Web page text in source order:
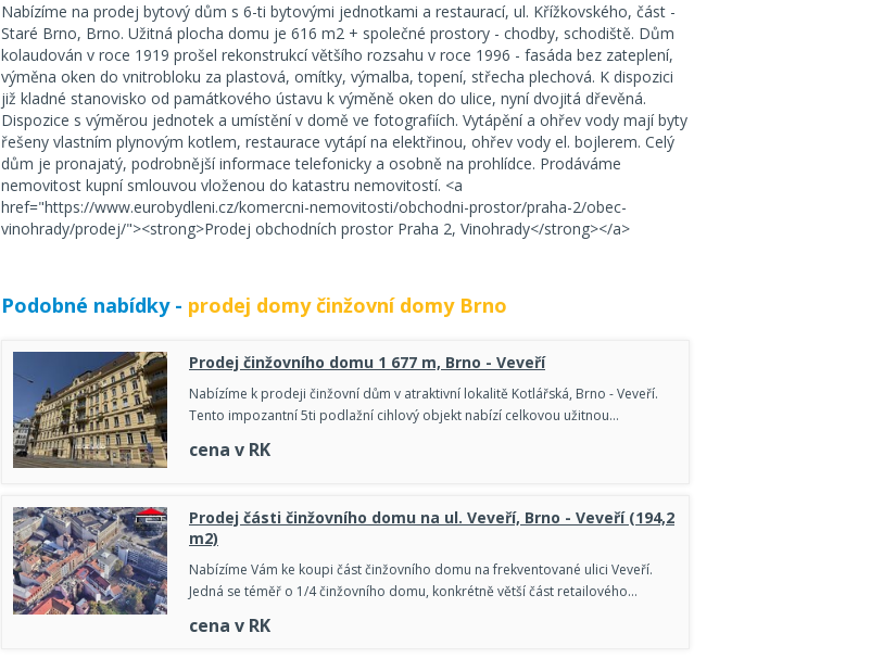
Nabízíme na prodej bytový dům s 6-ti bytovými jednotkami a restaurací, ul. Křížkovského, část -
Staré Brno, Brno. Užitná plocha domu je 616 m2 + společné prostory - chodby, schodiště. Dům
kolaudován v roce 1919 prošel rekonstrukcí většího rozsahu v roce 1996 - fasáda bez zateplení,
výměna oken do vnitrobloku za plastová, omítky, výmalba, topení, střecha plechová. K dispozici
již kladné stanovisko od památkového ústavu k výměně oken do ulice, nyní dvojitá dřevěná.
Dispozice s výměrou jednotek a umístění v domě ve fotografiích. Vytápění a ohřev vody mají byty
řešeny vlastním plynovým kotlem, restaurace vytápí na elektřinou, ohřev vody el. bojlerem. Celý
dům je pronajatý, podrobnější informace telefonicky a osobně na prohlídce. Prodáváme
nemovitost kupní smlouvou vloženou do katastru nemovitostí. <a
href="https://www.eurobydleni.cz/komercni-nemovitosti/obchodni-prostor/praha-2/obec-
vinohrady/prodej/"><strong>Prodej obchodních prostor Praha 2, Vinohrady</strong></a>
Podobné nabídky - prodej domy činžovní domy Brno
Prodej činžovního domu 1 677 m, Brno - Veveří
Nabízíme k prodeji činžovní dům v atraktivní lokalitě Kotlářská, Brno - Veveří.
Tento impozantní 5ti podlažní cihlový objekt nabízí celkovou užitnou…
cena v RK
Prodej části činžovního domu na ul. Veveří, Brno - Veveří (194,2
m2)
Nabízíme Vám ke koupi část činžovního domu na frekventované ulici Veveří.
Jedná se téměř o 1/4 činžovního domu, konkrétně větší část retailového…
cena v RK